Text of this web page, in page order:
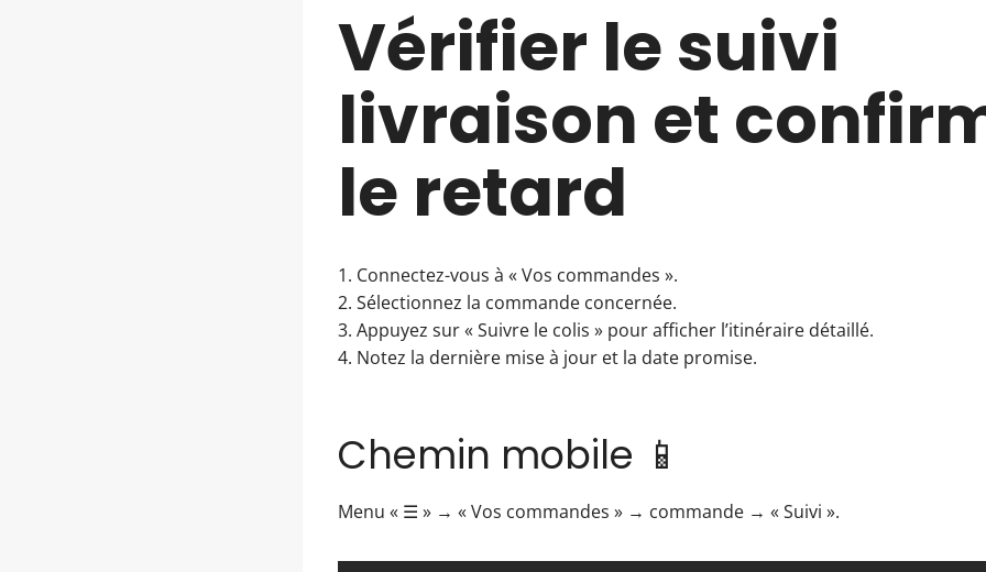
Vérifier le suivi
livraison et
le retard
1. Connectez-vous à « Vos commandes ».
2. Sélectionnez la commande concernée.
3. Appuyez sur « Suivre le colis » pour afficher l’itinéraire détaillé.
4. Notez la dernière mise à jour et la date promise.
Chemin mobile 📱
Menu « ☰ » → « Vos commandes » → commande → « Suivi ».